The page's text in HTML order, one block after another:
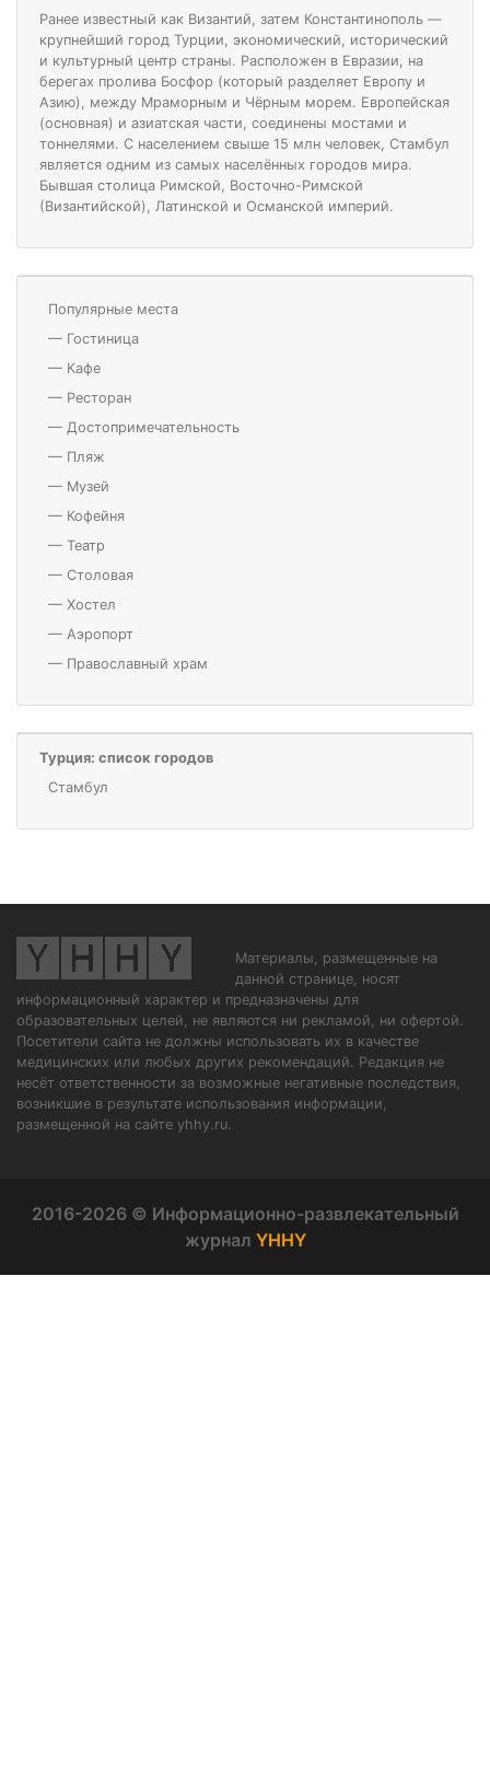
Ранее известный как Византий, затем Константинополь —
крупнейший город Турции, экономический, исторический
и культурный центр страны. Расположен в Евразии, на
берегах пролива Босфор (который разделяет Европу и
Азию), между Мраморным и Чёрным морем. Европейская
(основная) и азиатская части, соединены мостами и
тоннелями. С населением свыше 15 млн человек, Стамбул
является одним из самых населённых городов мира.
Бывшая столица Римской, Восточно-Римской
(Византийской), Латинской и Османской империй.
Популярные места
— Гостиница
— Кафе
— Ресторан
— Достопримечательность
— Пляж
— Музей
— Кофейня
— Театр
— Столовая
— Хостел
— Аэропорт
— Православный храм
Турция: список городов
Стамбул
Материалы, размещенные на
данной странице, носят
информационный характер и предназначены для
образовательных целей, не являются ни рекламой, ни офертой.
Посетители сайта не должны использовать их в качестве
медицинских или любых других рекомендаций. Редакция не
несёт ответственности за возможные негативные последствия,
возникшие в результате использования информации,
размещенной на сайте yhhy.ru.
2016-2026 © Информационно-развлекательный
журнал YHHY